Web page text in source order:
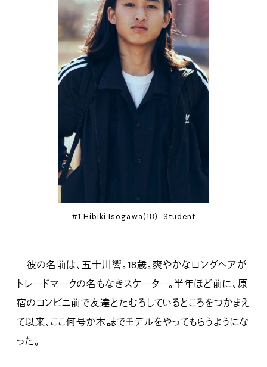
#1 Hibiki Isogawa(18)_Student
彼の名前は、五十川響。18歳。爽やかなロングヘアが
トレードマークの名もなきスケーター。半年ほど前に、原
宿のコンビニ前で友達とたむろしているところをつかまえ
て以来、ここ何号か本誌でモデルをやってもらうようにな
った。